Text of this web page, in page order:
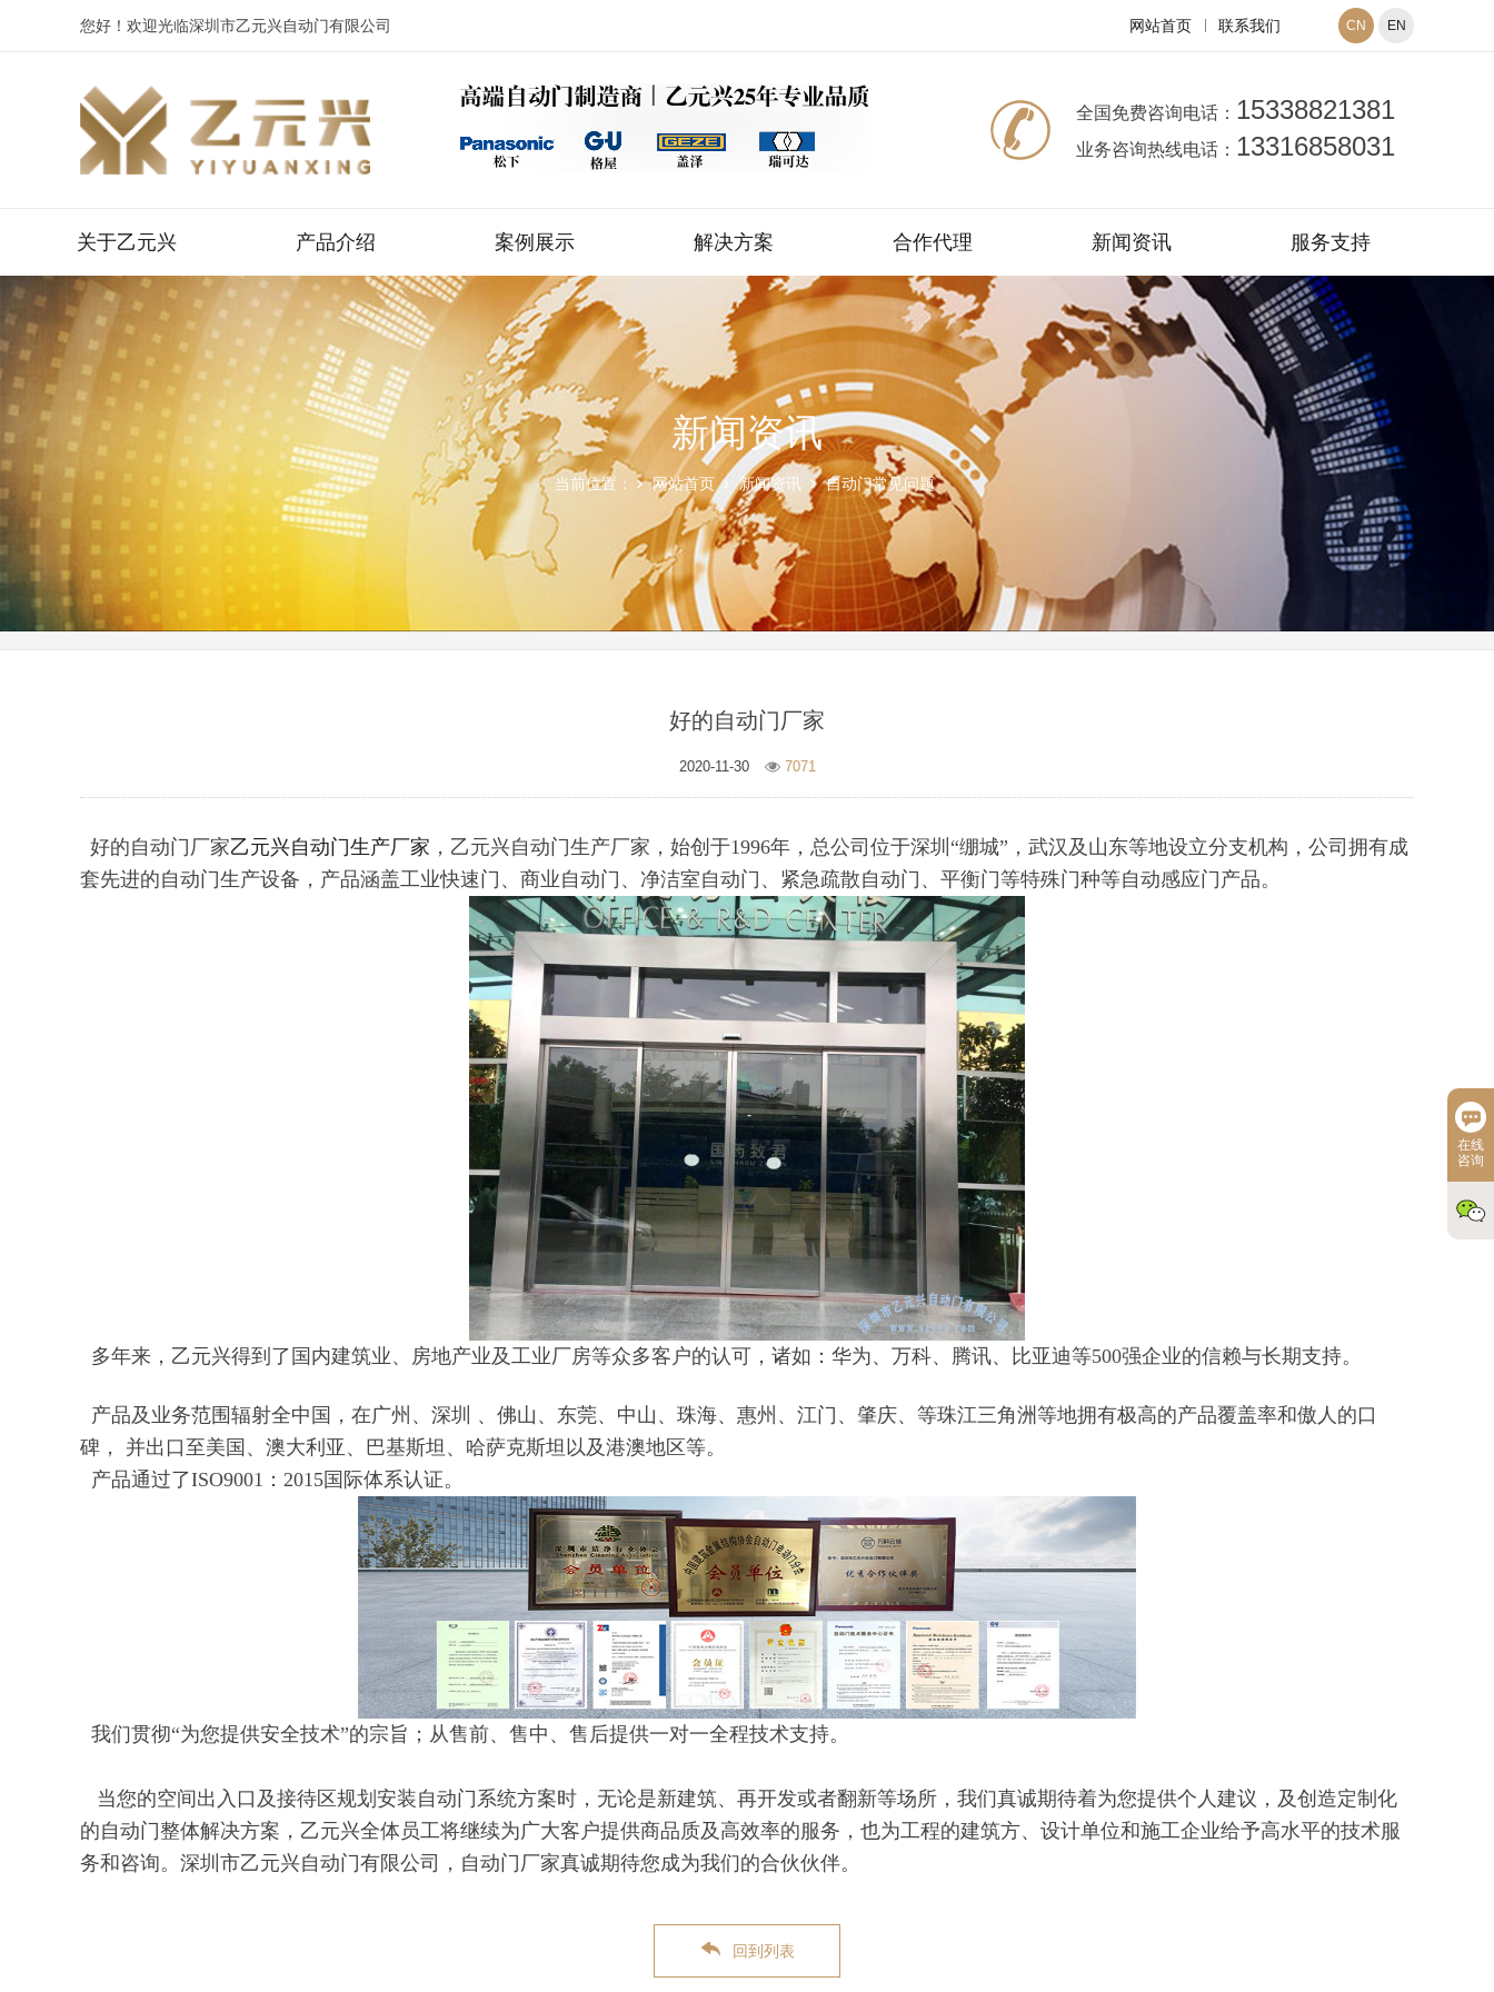
您好！欢迎光临深圳市乙元兴自动门有限公司 CN EN
网站首页 联系我们
全国免费咨询电话： 15338821381
业务咨询热线电话： 13316858031
关于乙元兴 产品介绍 案例展示 解决方案 合作代理 新闻资讯 服务支持
新闻资讯
当前位置： 网站首页 新闻资讯 自动门常见问题
好的自动门厂家
2020-11-30 7071
好的自动门厂家乙元兴自动门生产厂家 ，乙元兴自动门生产厂家，始创于1996年，总公司位于深圳“绷城”，武汉及山东等地设立分支机构，公司拥有成
套先进的自动门生产设备，产品涵盖工业快速门、商业自动门、净洁室自动门、紧急疏散自动门、平衡门等特殊门种等自动感应门产品。
多年来，乙元兴得到了国内建筑业、房地产业及工业厂房等众多客户的认可，诸如：华为、万科、腾讯、比亚迪等500强企业的信赖与长期支持。
产品及业务范围辐射全中国，在广州、深圳 、佛山、东莞、中山、珠海、惠州、江门、肇庆、等珠江三角洲等地拥有极高的产品覆盖率和傲人的口
碑， 并出口至美国、澳大利亚、巴基斯坦、哈萨克斯坦以及港澳地区等。
产品通过了ISO9001：2015国际体系认证。
我们贯彻“为您提供安全技术”的宗旨；从售前、售中、售后提供一对一全程技术支持。
当您的空间出入口及接待区规划安装自动门系统方案时，无论是新建筑、再开发或者翻新等场所，我们真诚期待着为您提供个人建议，及创造定制化
的自动门整体解决方案，乙元兴全体员工将继续为广大客户提供商品质及高效率的服务，也为工程的建筑方、设计单位和施工企业给予高水平的技术服
务和咨询。深圳市乙元兴自动门有限公司，自动门厂家真诚期待您成为我们的合伙伙伴。
回到列表
在线
咨询